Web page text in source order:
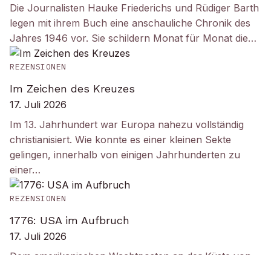
Die Journalisten Hauke Friederichs und Rüdiger Barth
legen mit ihrem Buch eine anschauliche Chronik des
Jahres 1946 vor. Sie schildern Monat für Monat die…
REZENSIONEN
Im Zeichen des Kreuzes
17. Juli 2026
Im 13. Jahrhundert war Europa nahezu vollständig
christianisiert. Wie konnte es einer kleinen Sekte
gelingen, innerhalb von einigen Jahrhunderten zu
einer…
REZENSIONEN
1776: USA im Aufbruch
17. Juli 2026